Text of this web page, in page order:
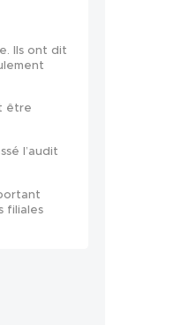
Ils ont dit
être
l’audit
filiales